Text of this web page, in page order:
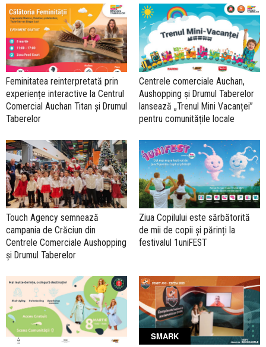
Feminitatea reinterpretată prin
experiențe interactive la Centrul
Comercial Auchan Titan și Drumul
Taberelor
Centrele comerciale Auchan,
Aushopping și Drumul Taberelor
lansează „Trenul Mini Vacanței”
pentru comunitățile locale
Touch Agency semnează
campania de Crăciun din
Centrele Comerciale Aushopping
și Drumul Taberelor
Ziua Copilului este sărbătorită
de mii de copii și părinți la
festivalul 1uniFEST
SMARK